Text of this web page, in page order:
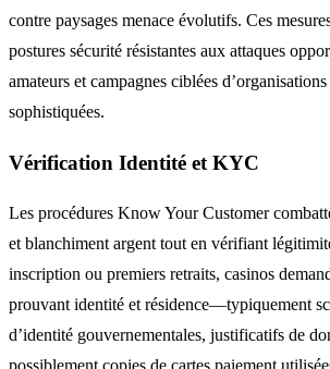
contre paysages menace évolutifs. Ces
postures sécurité résistantes aux attaques
amateurs et campagnes ciblées
sophistiquées.
Vérification Identité et KYC
Les procédures Know Your Customer
et blanchiment argent tout en vérifiant
inscription ou premiers retraits, casinos
prouvant identité et résidence—typiquement
d’identité gouvernementales, justificatifs de